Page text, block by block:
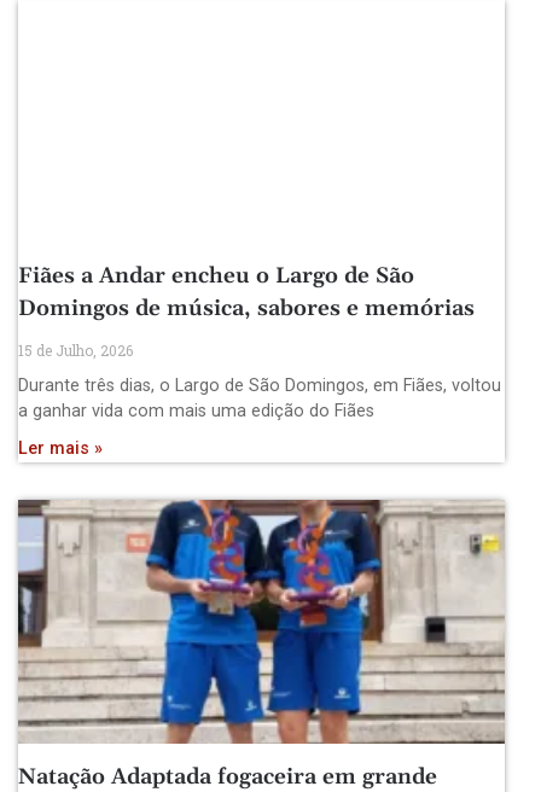
Fiães a Andar encheu o Largo de São
Domingos de música, sabores e memórias
15 de Julho, 2026
Durante três dias, o Largo de São Domingos, em Fiães, voltou
a ganhar vida com mais uma edição do Fiães
Ler mais »
Natação Adaptada fogaceira em grande